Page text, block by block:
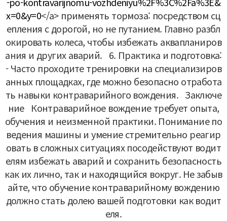
x=0&y=0</a> применять тормоза: посредством сц
епления с дорогой, но не путанием. Главно разбл
окировать колеса, чтобы избежать аквапланиров
ания и других аварий. 6. Практика и подготовка:
- Часто проходите тренировки на специализиров
анных площадках, где можно безопасно отработа
ть навыки контраварийного вождения. Заключе
ние Контраварийное вождение требует опыта,
обучения и неизменной практики. Понимание по
ведения машины и умение стремительно реагир
овать в сложных ситуациях посодействуют водит
елям избежать аварий и сохранить безопасность
как их лично, так и находящийся вокруг. Не забыв
айте, что обучение контраварийному вождению
должно стать долею вашей подготовки как водит
еля.